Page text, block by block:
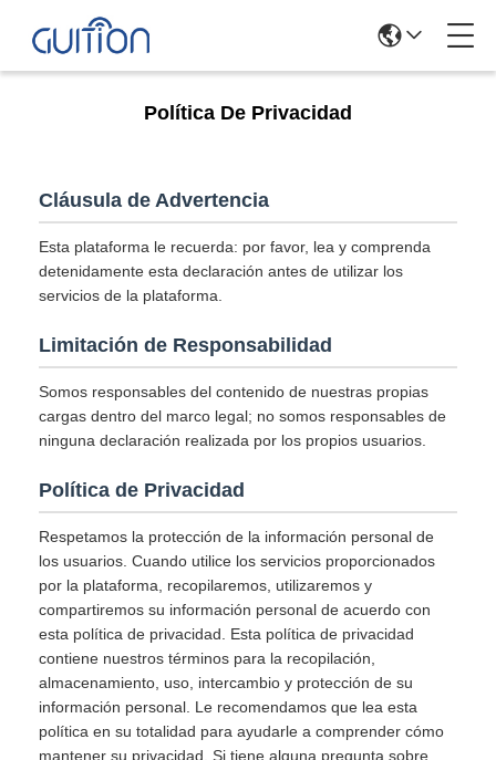
Política De Privacidad
Cláusula de Advertencia
Esta plataforma le recuerda: por favor, lea y comprenda
detenidamente esta declaración antes de utilizar los
servicios de la plataforma.
Limitación de Responsabilidad
Somos responsables del contenido de nuestras propias
cargas dentro del marco legal; no somos responsables de
ninguna declaración realizada por los propios usuarios.
Política de Privacidad
Respetamos la protección de la información personal de
los usuarios. Cuando utilice los servicios proporcionados
por la plataforma, recopilaremos, utilizaremos y
compartiremos su información personal de acuerdo con
esta política de privacidad. Esta política de privacidad
contiene nuestros términos para la recopilación,
almacenamiento, uso, intercambio y protección de su
información personal. Le recomendamos que lea esta
política en su totalidad para ayudarle a comprender cómo
mantener su privacidad. Si tiene alguna pregunta sobre